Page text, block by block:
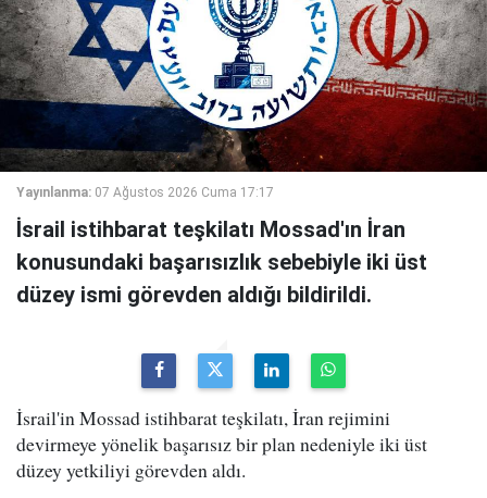
Yayınlanma: 07 Ağustos 2026 Cuma 17:17
İsrail istihbarat teşkilatı Mossad'ın İran
konusundaki başarısızlık sebebiyle iki üst
düzey ismi görevden aldığı bildirildi.
İsrail'in Mossad istihbarat teşkilatı, İran rejimini
devirmeye yönelik başarısız bir plan nedeniyle iki üst
düzey yetkiliyi görevden aldı.